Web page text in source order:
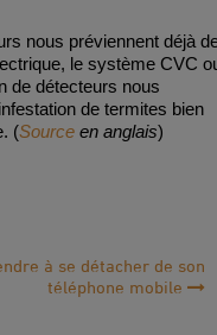
nous préviennent déjà
le système CVC
de détecteurs nous
de termites bien
(Source en anglais)
à se détacher de son
téléphone mobile